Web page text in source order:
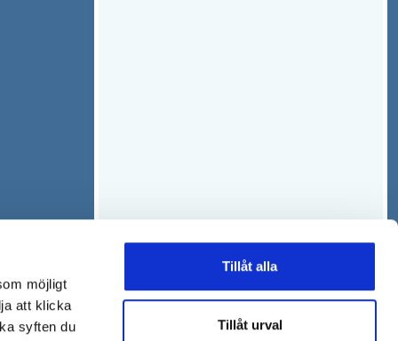
möjligt
att klicka
syften du
Tillåt alla
Tillåt urval